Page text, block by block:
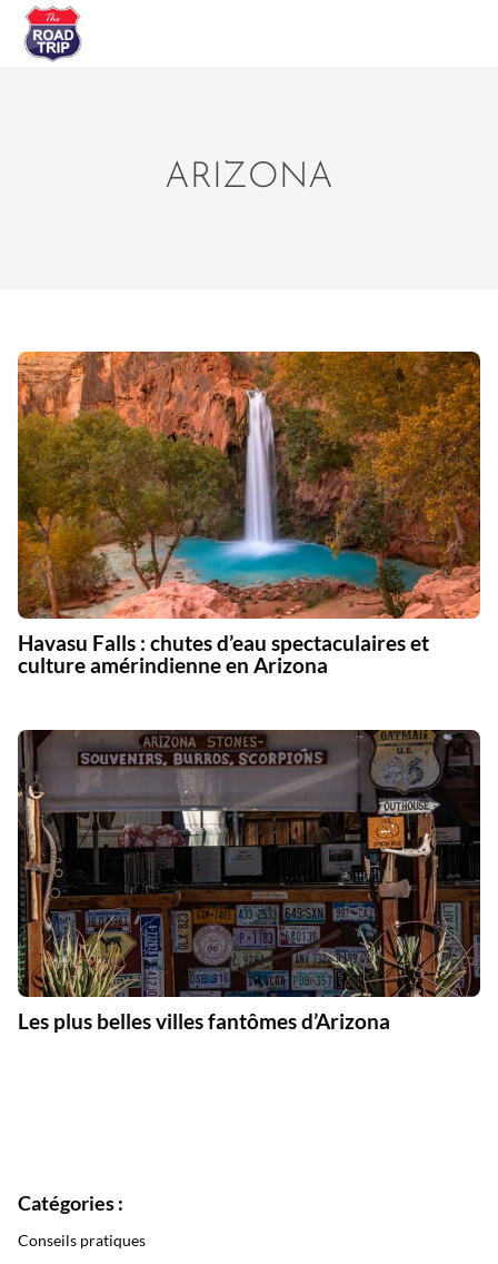
ARIZONA
Catégories :
Conseils pratiques
Havasu Falls : chutes d’eau spectaculaires et
culture amérindienne en Arizona
Les plus belles villes fantômes d’Arizona